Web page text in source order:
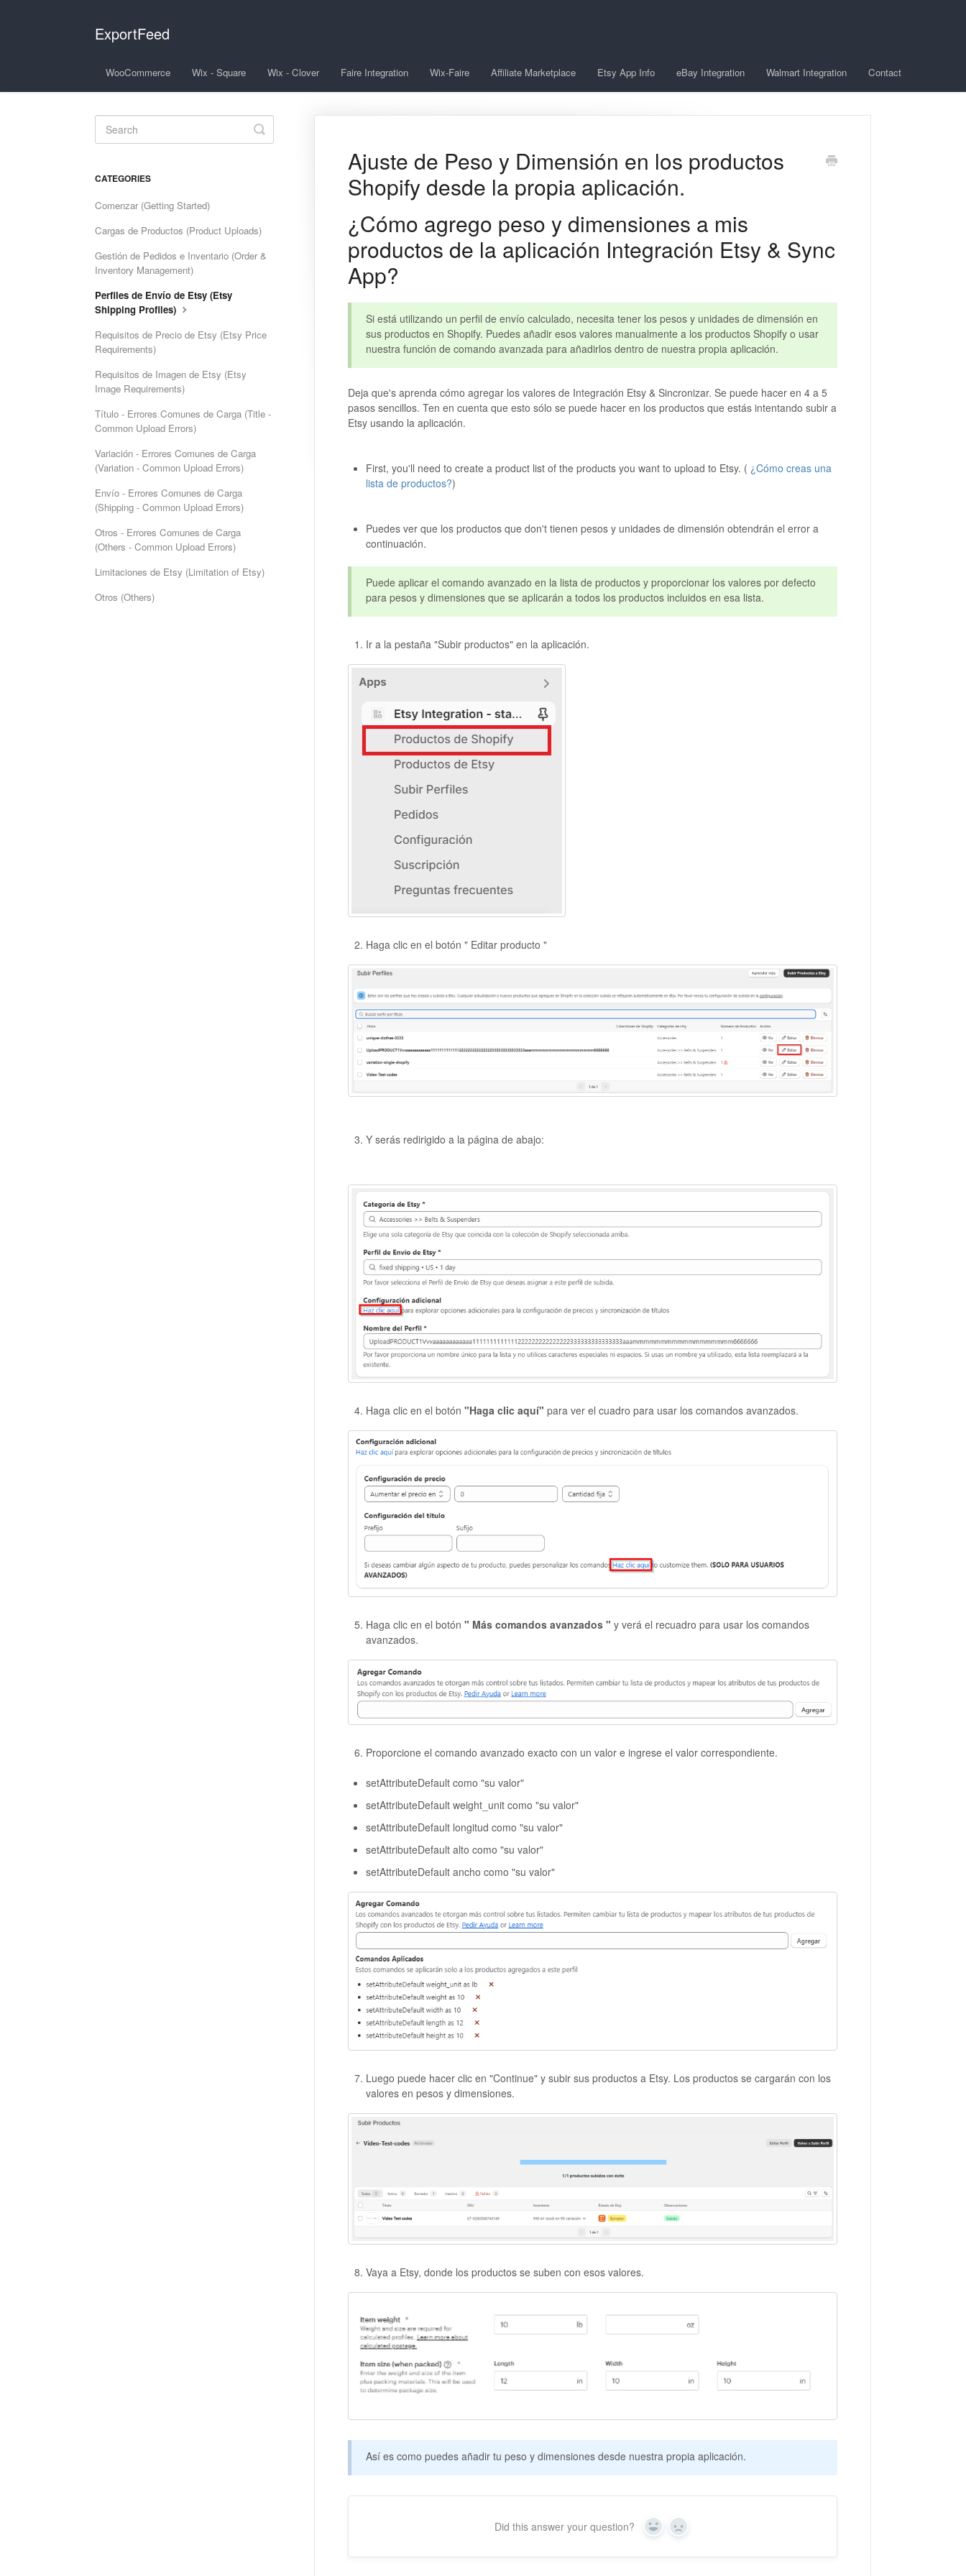
ExportFeed
WooCommerce Wix - Square Wix - Clover Faire Integration Wix-Faire Affiliate Marketplace Etsy App Info eBay Integration Walmart Integration Contact
Ajuste de Peso y Dimensión en los productos
Shopify desde la propia aplicación.
¿Cómo agrego peso y dimensiones a mis
productos de la aplicación Integración Etsy & Sync
App?
Si está utilizando un perfil de envío calculado, necesita tener los pesos y unidades de dimensión en
sus productos en Shopify. Puedes añadir esos valores manualmente a los productos Shopify o usar
nuestra función de comando avanzada para añadirlos dentro de nuestra propia aplicación.
Deja que's aprenda cómo agregar los valores de Integración Etsy & Sincronizar. Se puede hacer en 4 a 5
pasos sencillos. Ten en cuenta que esto sólo se puede hacer en los productos que estás intentando subir a
Etsy usando la aplicación.
First, you'll need to create a product list of the products you want to upload to Etsy. ( ¿Cómo creas una
lista de productos?)
Puedes ver que los productos que don't tienen pesos y unidades de dimensión obtendrán el error a
continuación.
Puede aplicar el comando avanzado en la lista de productos y proporcionar los valores por defecto
para pesos y dimensiones que se aplicarán a todos los productos incluidos en esa lista.
Ir a la pestaña "Subir productos" en la aplicación.
Haga clic en el botón " Editar producto "
Y serás redirigido a la página de abajo:
Haga clic en el botón "Haga clic aquí" para ver el cuadro para usar los comandos avanzados.
Haga clic en el botón " Más comandos avanzados " y verá el recuadro para usar los comandos
avanzados.
Proporcione el comando avanzado exacto con un valor e ingrese el valor correspondiente.
setAttributeDefault como "su valor"
setAttributeDefault weight_unit como "su valor"
setAttributeDefault longitud como "su valor"
setAttributeDefault alto como "su valor"
setAttributeDefault ancho como "su valor"
Luego puede hacer clic en "Continue" y subir sus productos a Etsy. Los productos se cargarán con los
valores en pesos y dimensiones.
Vaya a Etsy, donde los productos se suben con esos valores.
Así es como puedes añadir tu peso y dimensiones desde nuestra propia aplicación.
Did this answer your question? Yes No
Toggle
Search
CATEGORIES
Comenzar (Getting Started)
Cargas de Productos (Product Uploads)
Gestión de Pedidos e Inventario (Order &
Inventory Management)
Perfiles de Envío de Etsy (Etsy
Shipping Profiles)
Requisitos de Precio de Etsy (Etsy Price
Requirements)
Requisitos de Imagen de Etsy (Etsy
Image Requirements)
Título - Errores Comunes de Carga (Title -
Common Upload Errors)
Variación - Errores Comunes de Carga
(Variation - Common Upload Errors)
Envío - Errores Comunes de Carga
(Shipping - Common Upload Errors)
Otros - Errores Comunes de Carga
(Others - Common Upload Errors)
Limitaciones de Etsy (Limitation of Etsy)
Otros (Others)